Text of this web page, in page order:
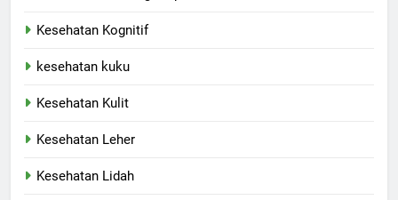
Kesehatan Kognitif
kesehatan kuku
Kesehatan Kulit
Kesehatan Leher
Kesehatan Lidah